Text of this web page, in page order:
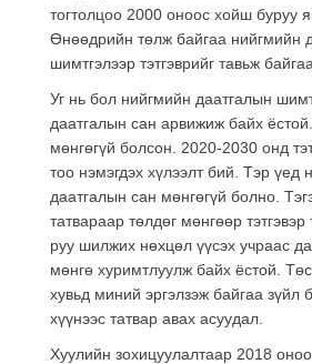
тогтолцоо 2000 оноос хойш буруу
Өнөөдрийн төлж байгаа нийгмийн
шимтгэлээр тэтгэврийг тавьж байгаа.
Уг нь бол нийгмийн даатгалын
даатгалын сан арвижиж байх
мөнгөгүй болсон. 2020-2030 онд
тоо нэмэгдэх хүлээлт бий . Тэр үед
даатгалын сан мөнгөгүй болно.
татвараар төлдөг мөнгөөр тэтгэвэр
руу шилжих нөхцөл үүсэх учраас
мөнгө хуримтлуулж байх ёстой.
хувьд миний эргэлзэж байгаа зүйл
хүүнээс татвар авах асуудал.
Хуулийн зохицуулалтаар 2018